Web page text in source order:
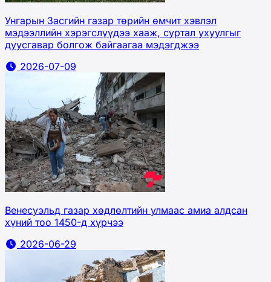
Унгарын Засгийн газар төрийн өмчит хэвлэл
мэдээллийн хэрэгслүүдээ хааж, суртал ухуулгыг
дуусгавар болгож байгаагаа мэдэгджээ
2026-07-09
Венесуэльд газар хөдлөлтийн улмаас амиа алдсан
хүний тоо 1450-д хүрчээ
2026-06-29